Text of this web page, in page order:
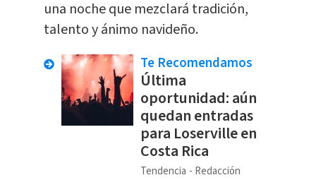
una noche que mezclará tradición,
talento y ánimo navideño.
Te Recomendamos
Última
oportunidad: aún
quedan entradas
para Loserville en
Costa Rica
Tendencia
Redacción